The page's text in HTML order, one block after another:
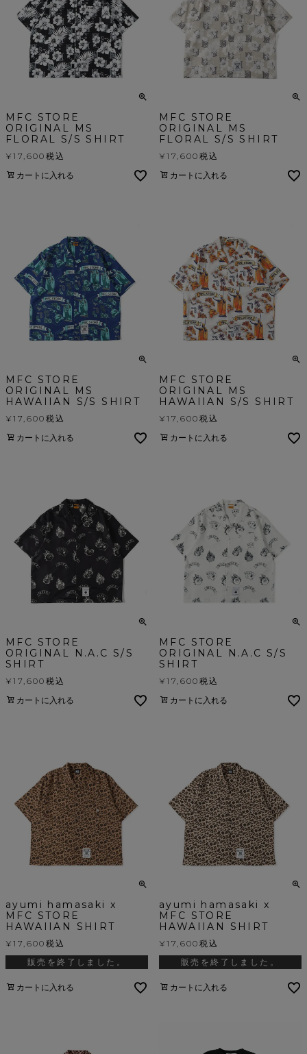
MFC STORE
ORIGINAL MS
FLORAL S/S SHIRT
¥17,600 税込
カートに入れる
MFC STORE
ORIGINAL MS
FLORAL S/S SHIRT
¥17,600 税込
カートに入れる
MFC STORE
ORIGINAL MS
HAWAIIAN S/S SHIRT
¥17,600 税込
カートに入れる
MFC STORE
ORIGINAL MS
HAWAIIAN S/S SHIRT
¥17,600 税込
カートに入れる
MFC STORE
ORIGINAL N.A.C S/S
SHIRT
¥17,600 税込
カートに入れる
MFC STORE
ORIGINAL N.A.C S/S
SHIRT
¥17,600 税込
カートに入れる
ayumi hamasaki x
MFC STORE
HAWAIIAN SHIRT
¥17,600 税込
販売を終了しました。
カートに入れる
ayumi hamasaki x
MFC STORE
HAWAIIAN SHIRT
¥17,600 税込
販売を終了しました。
カートに入れる